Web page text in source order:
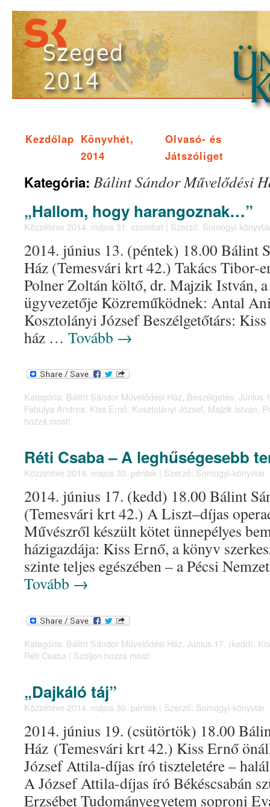
Kezdőlap Könyvhét,
2014
Olvasó- és
Játszóliget
Kategória: Bálint Sándor Művelődési
„Hallom, hogy harangoznak…”
Közzétéve 2014. május 31. szombat | Szerző: Somogyi-
2014. június 13. (péntek) 18.00 Bálint
Ház (Temesvári krt 42.) Takács Tibor-
Polner Zoltán költő, dr. Majzik István,
ügyvezetője Közreműködnek: Antal
Kosztolányi József Beszélgetőtárs:
ház … Tovább →
Kategória: Bálint Sándor Művelődési Ház, Beszélgetés, Június
Fabulya Andrea, Kiss Ernő, Kosztolányi József, Majzik István,
hozzá most!
Réti Csaba – A leghűségesebb
Közzétéve 2014. május 30. péntek | Szerző: Somogyi-könyvtár
2014. június 17. (kedd) 18.00 Bálint
(Temesvári krt 42.) A Liszt–díjas
Művészről készült kötet ünnepélyes
házigazdája: Kiss Ernő, a könyv
szinte teljes egészében – a Pécsi
Tovább →
Kategória: Bálint Sándor Művelődési Ház Június 17. (kedd)
Réti Csaba | Szóljon hozzá most!
„Dajkáló táj”
Közzétéve 2014. május 30. péntek | Szerző: Somogyi-könyvtár
2014. június 19. (csütörtök) 18.00
Ház (Temesvári krt 42.) Kiss Ernő
József Attila-díjas író tiszteletére –
A József Attila-díjas író Békéscsabán
Erzsébet Tudományegyetem soproni